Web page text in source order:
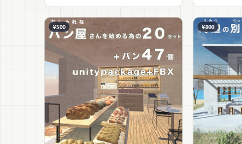
¥500 ¥800